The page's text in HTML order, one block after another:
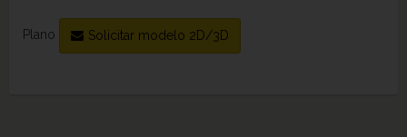
Plano Solicitar modelo 2D/3D